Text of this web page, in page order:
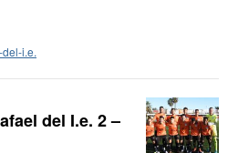
i.e.
del I.e. 2 –